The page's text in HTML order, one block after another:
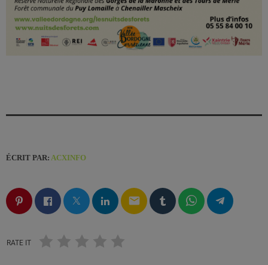
ÉCRIT PAR: ACXINFO
email
RATE IT